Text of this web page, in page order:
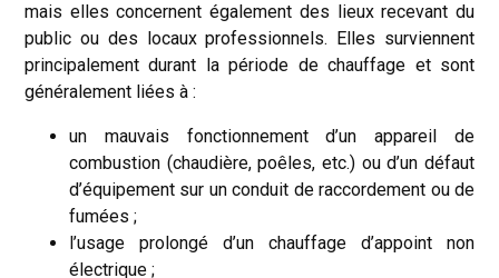
mais elles concernent également des lieux recevant du
public ou des locaux professionnels. Elles surviennent
principalement durant la période de chauffage et sont
généralement liées à :
un mauvais fonctionnement d’un appareil de
combustion (chaudière, poêles, etc.) ou d’un défaut
d’équipement sur un conduit de raccordement ou de
fumées ;
l’usage prolongé d’un chauffage d’appoint non
électrique ;